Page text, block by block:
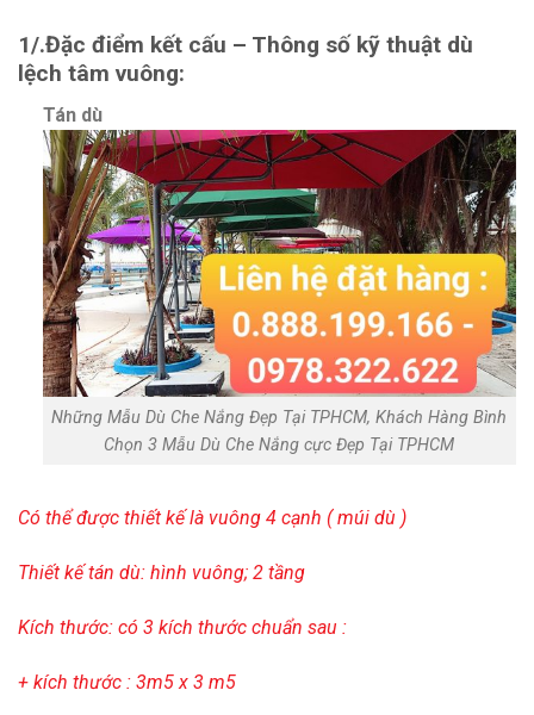
1/.Đặc điểm kết cấu – Thông số kỹ thuật dù
lệch tâm vuông:
Tán dù
Những Mẫu Dù Che Nắng Đẹp Tại TPHCM, Khách Hàng Bình
Chọn 3 Mẫu Dù Che Nắng cực Đẹp Tại TPHCM
Có thể được thiết kế là vuông 4 cạnh ( múi dù )
Thiết kế tán dù: hình vuông; 2 tầng
Kích thước: có 3 kích thước chuẩn sau :
+ kích thước : 3m5 x 3 m5